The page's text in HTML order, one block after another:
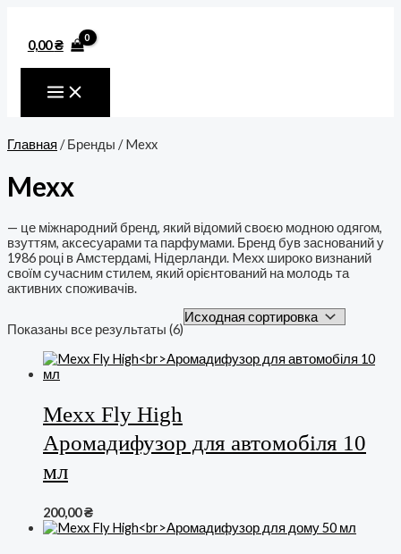
содержимому
0,00₴
Главная / Бренды / Mexx
Mexx
— це міжнародний бренд, який відомий своєю модною одягом,
взуттям, аксесуарами та парфумами. Бренд був заснований у
1986 році в Амстердамі, Нідерланди. Mexx широко визнаний
своїм сучасним стилем, який орієнтований на молодь та
активних споживачів.
Показаны все результаты (6)
Mexx Fly High
Аромадифузор для автомобіля 10
мл
200,00₴